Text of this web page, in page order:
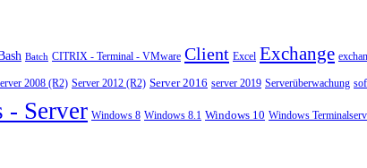
Batch CITRIX - Terminal - VMware Client Excel Exchange
2008 (R2) Server 2012 (R2) Server 2016 server 2019 Serverüberwachung
- Server Windows 8 Windows 8.1 Windows 10 Windows